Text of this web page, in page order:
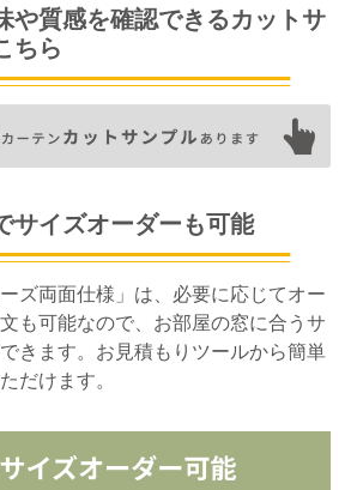
や質感を確認できるカットサ
ちら
サイズオーダーも可能
ズ両面仕様」は、必要に応じてオー
も可能なので、お部屋の窓に合うサ
きます。お見積もりツールから簡単
だけます。